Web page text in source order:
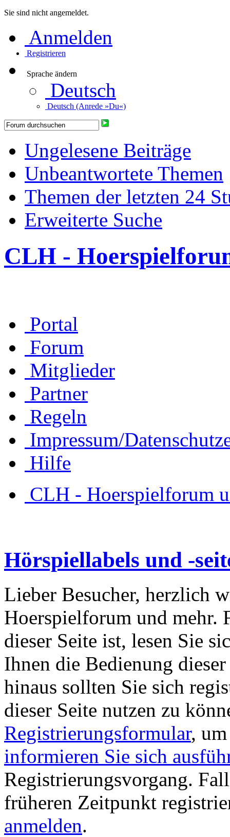
Sie sind nicht angemeldet.
Anmelden
Registrieren
Sprache ändern
Deutsch
Deutsch (Anrede »Du«)
Ungelesene Beiträge
Unbeantwortete Themen
Themen der letzten 24
Erweiterte Suche
CLH -
Portal
Forum
Mitglieder
Partner
Regeln
Impressum/
Hilfe
CLH - Hoerspielforum
Hörspiellabels und -
Lieber Besucher, herzlich
Hoerspielforum und mehr.
dieser Seite ist, lesen Sie
Ihnen die Bedienung
hinaus sollten Sie sich
dieser Seite nutzen zu
Registrierungsformular,
informieren Sie sich
Registrierungsvorgang.
früheren Zeitpunkt
anmelden.